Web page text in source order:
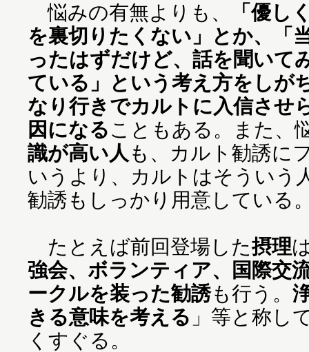
悩みの有無よりも、
「優し
を裏切りたくない」とか、「
ったはずだけど、話を聞いて
ている」という考え方をしが
なり行きでカルトに入信させ
因になることもある。また、
識が高い人 も、カルト勧誘に
いうより、カルトはそういう
勧誘もしっかり用意している
たとえば前回登場した摂理
強会、ボランティア、国際交
ークルを装った勧誘も行う。
きる意味を考える 」等と称し
くすぐる。